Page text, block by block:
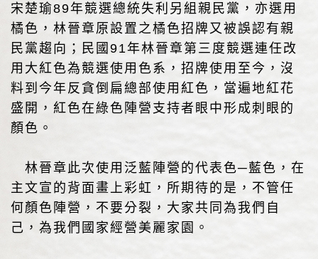
宋楚瑜89年競選總統失利另組親民黨，亦選用
橘色，林晉章原設置之橘色招牌又被誤認有親
民黨趨向；民國91年林晉章第三度競選連任改
用大紅色為競選使用色系，招牌使用至今，沒
料到今年反貪倒扁總部使用紅色，當遍地紅花
盛開，紅色在綠色陣營支持者眼中形成刺眼的
顏色。
林晉章此次使用泛藍陣營的代表色─藍色，在
主文宣的背面畫上彩虹，所期待的是，不管任
何顏色陣營，不要分裂，大家共同為我們自
己，為我們國家經營美麗家園。